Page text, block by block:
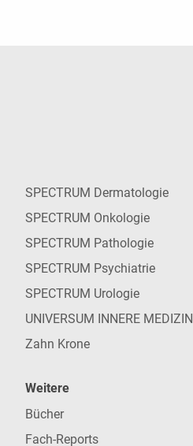
SPECTRUM Dermatologie
SPECTRUM Onkologie
SPECTRUM Pathologie
SPECTRUM Psychiatrie
SPECTRUM Urologie
UNIVERSUM INNERE MEDIZIN
Zahn Krone
Weitere
Bücher
Fach-Reports